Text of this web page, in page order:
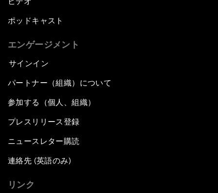
ポッドキャスト
エンゲージメント
サインイン
パートナー（組織）について
参加する（個人、組織）
プレスリリース登録
ニュースレター購読
連絡先 (英語のみ)
リンク